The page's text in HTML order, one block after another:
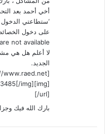
أخي أحمد بعد
‘ستطاعتي
على دخول
not available.
لا أعلم هل هي
الجديد.
img]
[/url]
بارك الله فيك